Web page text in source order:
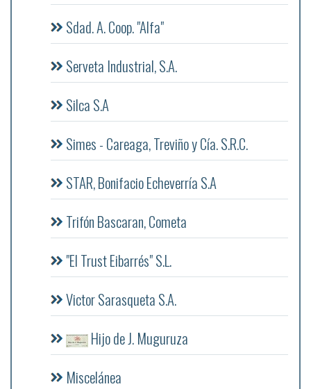
Sdad. A. Coop. "Alfa"
Serveta Industrial, S.A.
Silca S.A
Simes - Careaga, Treviño y Cía. S.R.C.
STAR, Bonifacio Echeverría S.A
Trifón Bascaran, Cometa
"El Trust Eibarrés" S.L.
Victor Sarasqueta S.A.
Hijo de J. Muguruza
Miscelánea